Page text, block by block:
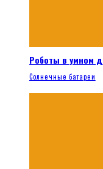
Роботы в умном
Солнечные батареи